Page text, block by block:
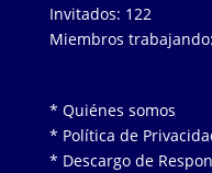
Invitados: 122
Miembros
* Quiénes somos
* Política de
* Descargo de